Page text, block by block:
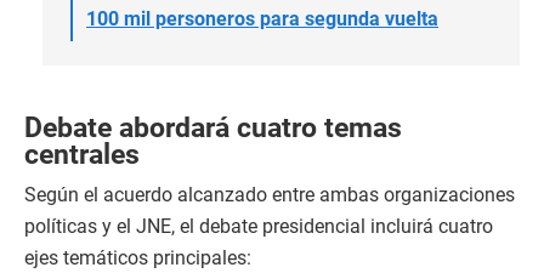
100 mil personeros para segunda vuelta
Debate abordará cuatro temas
centrales
Según el acuerdo alcanzado entre ambas organizaciones
políticas y el JNE, el debate presidencial incluirá cuatro
ejes temáticos principales: